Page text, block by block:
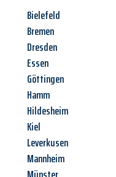
Bielefeld
Bremen
Dresden
Essen
Göttingen
Hamm
Hildesheim
Kiel
Leverkusen
Mannheim